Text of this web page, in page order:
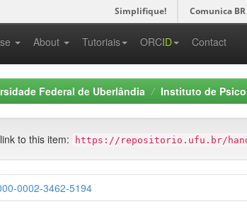
Simplifique! Comunica BR
About Tutoriais ORCID Contact
Federal de Uberlândia Instituto de
to this item: https://repositorio.ufu.br/
0002-3462-5194